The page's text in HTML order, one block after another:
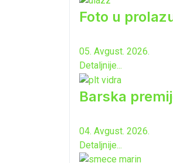
Foto u
05. Avgust. 2026.
Detaljnije...
Barska
04. Avgust. 2026.
Detaljnije...